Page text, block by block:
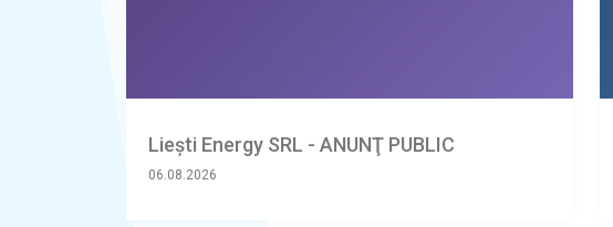
Liești Energy SRL - ANUNŢ PUBLIC
06.08.2026